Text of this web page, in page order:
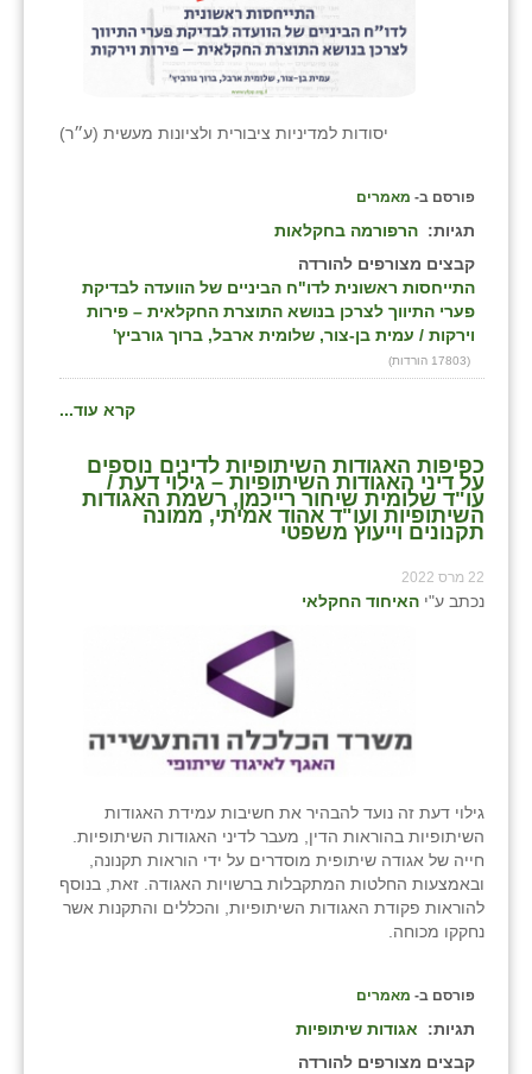
יסודות למדיניות ציבורית ולציונות מעשית (ע״ר)
פורסם ב- מאמרים
תגיות: הרפורמה בחקלאות
קבצים מצורפים להורדה
התייחסות ראשונית לדו"ח הביניים של הוועדה לבדיקת
פערי התיווך לצרכן בנושא התוצרת החקלאית – פירות
וירקות / עמית בן-צור, שלומית ארבל, ברוך גורביץ'
(17803 הורדות)
קרא עוד...
כפיפות האגודות השיתופיות לדינים נוספים
על דיני האגודות השיתופיות – גילוי דעת /
עו"ד שלומית שיחור רייכמן, רשמת האגודות
השיתופיות ועו"ד אהוד אמיתי, ממונה
תקנונים וייעוץ משפטי
22 מרס 2022
נכתב ע"י האיחוד החקלאי
גילוי דעת זה נועד להבהיר את חשיבות עמידת האגודות
השיתופיות בהוראות הדין, מעבר לדיני האגודות השיתופיות.
חייה של אגודה שיתופית מוסדרים על ידי הוראות תקנונה,
ובאמצעות החלטות המתקבלות ברשויות האגודה. זאת, בנוסף
להוראות פקודת האגודות השיתופיות, והכללים והתקנות אשר
נחקקו מכוחה.
פורסם ב- מאמרים
תגיות:
אגודות שיתופיות
קבצים מצורפים להורדה